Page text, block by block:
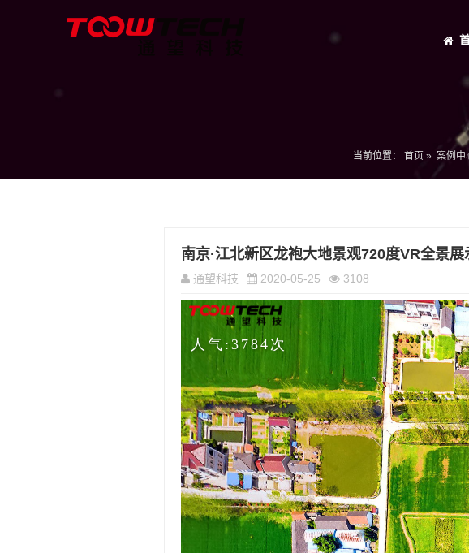
当前位置： 首页 » 案例中
南京·江北新区龙袍大地景观720度VR全景展
通望科技 2020-05-25 3108